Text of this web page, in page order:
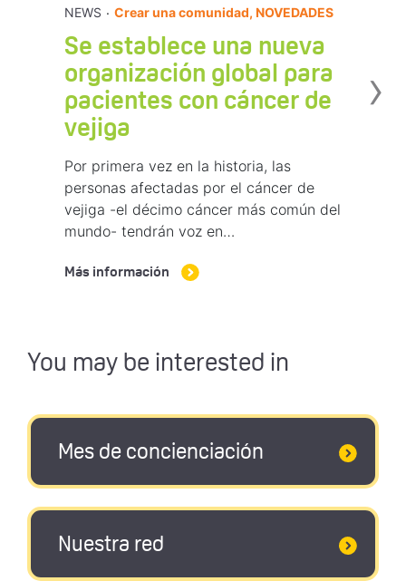
NEWS . Crear una comunidad, NOVEDADES
Se establece una nueva
organización global para
pacientes con cáncer de
vejiga
Por primera vez en la historia, las
personas afectadas por el cáncer de
vejiga -el décimo cáncer más común del
mundo- tendrán voz en…
Más información
›
You may be interested in
Mes de concienciación
Nuestra red